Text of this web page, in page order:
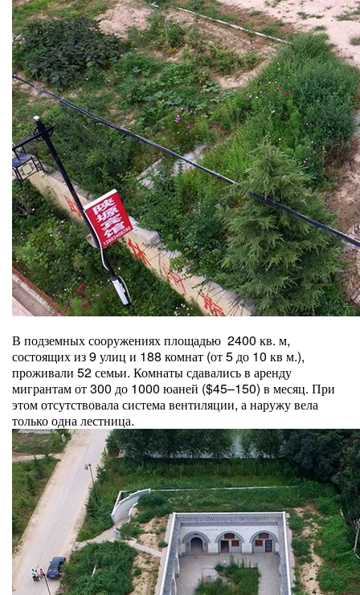
В подземных сооружениях площадью 2400 кв. м,
состоящих из 9 улиц и 188 комнат (от 5 до 10 кв м.),
проживали 52 семьи. Комнаты сдавались в аренду
мигрантам от 300 до 1000 юаней ($45–150) в месяц. При
этом отсутствовала система вентиляции, а наружу вела
только одна лестница.